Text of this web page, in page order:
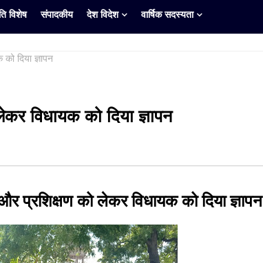
विशेष संपादकीय देश विदेश वार्षिक सदस्यता
दिया ज्ञापन
विधायक को दिया ज्ञापन
प्रशिक्षण को लेकर विधायक को दिया ज्ञापन